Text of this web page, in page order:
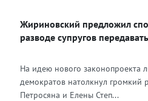
Одноклассники
Жириновский предложил
разводе супругов
На идею нового законопроекта
демократов натолкнул громкий
Петросяна и Елены Степ...